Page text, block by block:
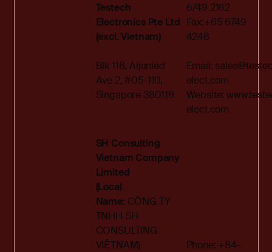
Testech
Electronics Pte Ltd
(excl. Vietnam)
Blk 118, Aljunied
Ave 2, #05-110,
Singapore 380118
6749 2162
Fax:+65 6749
4246
Email:
elect.com
Website:
elect.com
SH Consulting
Vietnam Company
Limited
(Local
Name: CÔNG TY
TNHH SH
CONSULTING
VIỆTNAM)
Phone: +84-